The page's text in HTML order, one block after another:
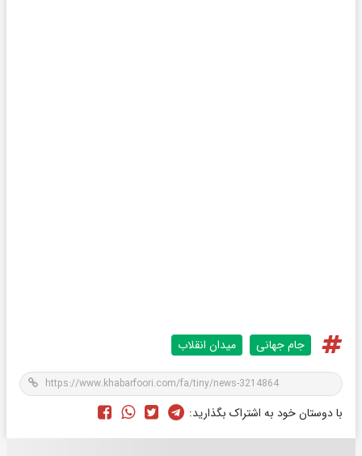
جام جهانی میدان انقلاب
با دوستان خود به اشتراک بگذارید: